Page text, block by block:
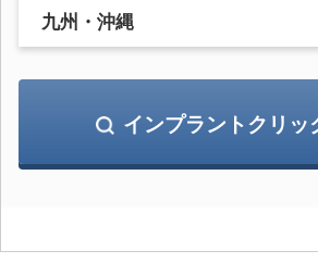
九州・沖縄
インプラントクリッ